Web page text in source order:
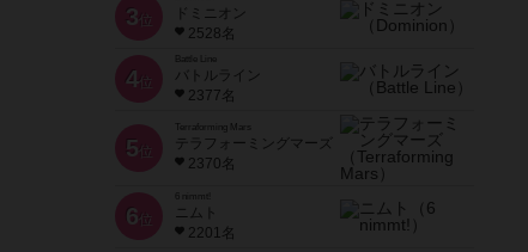
3 位
ドミニオン
2528名
4位
Battle Line
バトルライン
2377名
5 位
Terraforming Mars
テラフォーミングマーズ
2370名
6 位
ニムト
2201名